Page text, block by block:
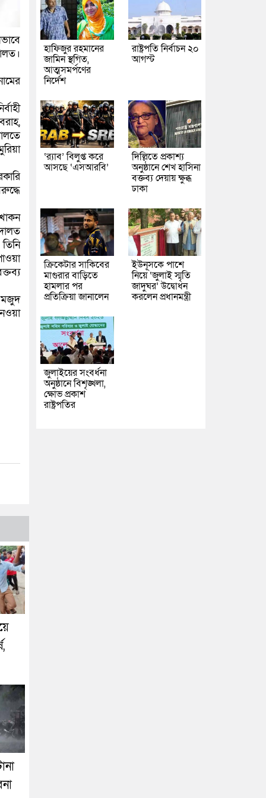
মজুদ
হাফিজুর রহমানের
জামিন স্থগিত,
আত্মসমর্পণের
নির্দেশ
রাষ্ট্রপতি নির্বাচন ২০
আগস্ট
‘র‍্যাব’ বিলুপ্ত করে
আসছে ‘এসআরবি’
দিল্লিতে প্রকাশ্য
অনুষ্ঠানে শেখ হাসিনা
বক্তব্য দেয়ায় ক্ষুব্ধ
ঢাকা
ক্রিকেটার সাকিবের
মাগুরার বাড়িতে
হামলার পর
প্রতিক্রিয়া জানালেন
ইউনূসকে পাশে
নিয়ে ‘জুলাই স্মৃতি
জাদুঘর’ উদ্বোধন
করলেন প্রধানমন্ত্রী
জুলাইয়ের সংবর্ধনা
অনুষ্ঠানে বিশৃঙ্খলা,
ক্ষোভ প্রকাশ
রাষ্ট্রপতির